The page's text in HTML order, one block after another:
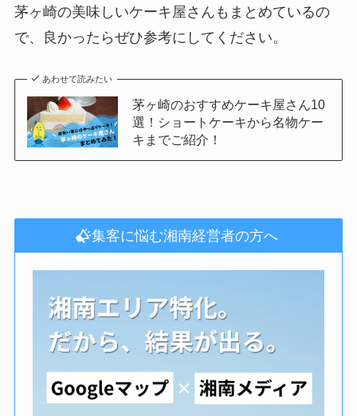
茅ヶ崎の美味しいケーキ屋さんもまとめているの
で、良かったらぜひ参考にしてください。
あわせて読みたい
茅ヶ崎のおすすめケーキ屋さん10
選！ショートケーキから名物ケー
キまでご紹介！
集客に悩む湘南経営者の方へ